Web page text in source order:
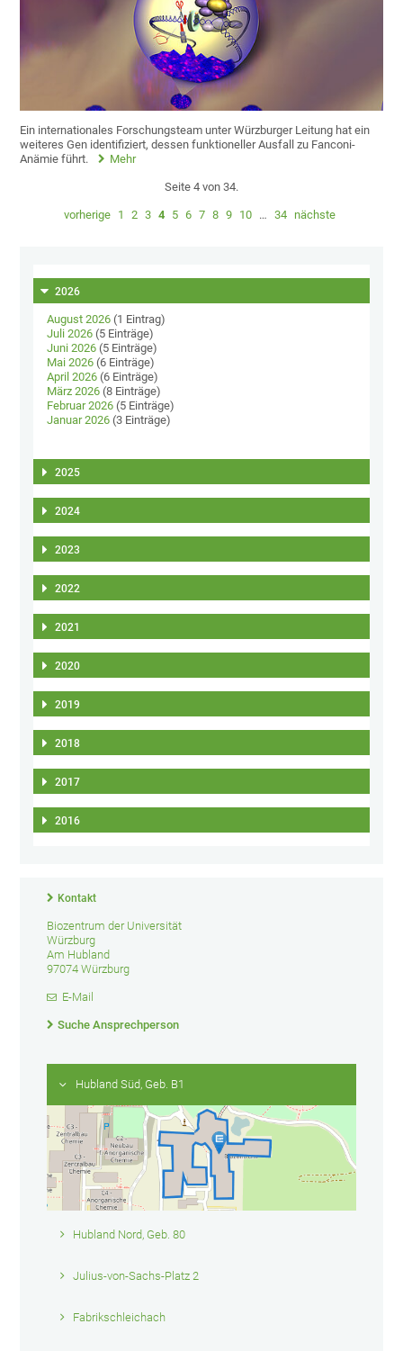
Ein internationales Forschungsteam unter Würzburger Leitung hat ein
weiteres Gen identifiziert, dessen funktioneller Ausfall zu Fanconi-
Anämie führt.
Mehr
Seite 4 von 34.
vorherige 1 2 3 4 5 6 7 8 9 10 … 34 nächste
2026
August 2026 (1 Eintrag)
Juli 2026 (5 Einträge)
Juni 2026 (5 Einträge)
Mai 2026 (6 Einträge)
April 2026 (6 Einträge)
März 2026 (8 Einträge)
Februar 2026 (5 Einträge)
Januar 2026 (3 Einträge)
2025
2024
2023
2022
2021
2020
2019
2018
2017
2016
Kontakt
Biozentrum der Universität
Würzburg
Am Hubland
97074 Würzburg
E-Mail
Suche Ansprechperson
Hubland Süd, Geb. B1
Hubland Nord, Geb. 80
Julius-von-Sachs-Platz 2
Fabrikschleichach